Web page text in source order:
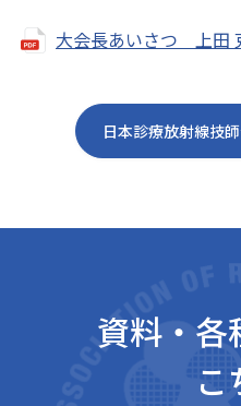
大会長あいさつ 上田
日本診療放射線技
資料・各
こ